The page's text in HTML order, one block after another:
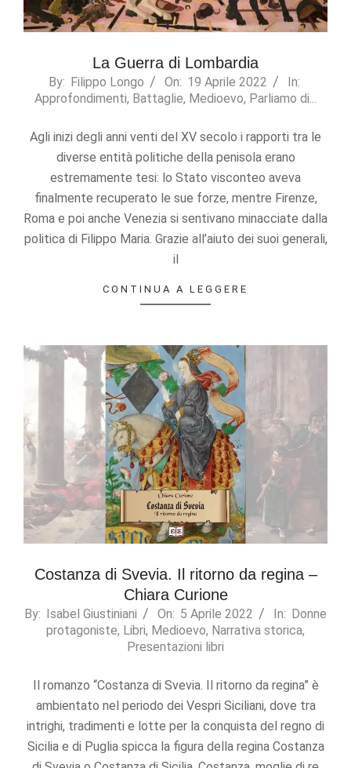
La Guerra di Lombardia
2022-
04-
By: Filippo Longo On: 19 Aprile 2022
In:
Approfondimenti, Battaglie, Medioevo, Parliamo di...
Agli inizi degli anni venti del XV secolo i rapporti tra le
diverse entità politiche della penisola erano
estremamente tesi: lo Stato visconteo aveva
finalmente recuperato le sue forze, mentre Firenze,
Roma e poi anche Venezia si sentivano minacciate dalla
politica di Filippo Maria. Grazie all’aiuto dei suoi generali,
il
CONTINUA A LEGGERE
Costanza di Svevia. Il ritorno da regina –
Chiara Curione
2022-
By: Isabel Giustiniani On: 5 Aprile 2022 In: Donne
protagoniste, Libri, Medioevo, Narrativa storica,
Presentazioni libri
Il romanzo “Costanza di Svevia. Il ritorno da regina” è
ambientato nel periodo dei Vespri Siciliani, dove tra
intrighi, tradimenti e lotte per la conquista del regno di
Sicilia e di Puglia spicca la figura della regina Costanza